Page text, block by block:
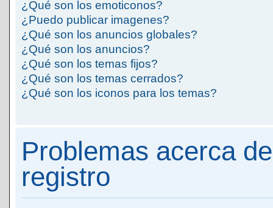
¿Qué son los emoticonos?
¿Puedo publicar imagenes?
¿Qué son los anuncios globales?
¿Qué son los anuncios?
¿Qué son los temas fijos?
¿Qué son los temas cerrados?
¿Qué son los iconos para los temas?
Problemas acerca
registro